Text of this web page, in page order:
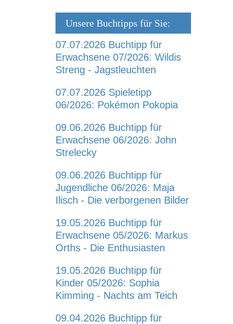
Unsere Buchtipps für Sie:
07.07.2026Buchtipp für
Erwachsene 07/2026: Wildis
Streng - Jagstleuchten
07.07.2026Spieletipp
06/2026: Pokémon Pokopia
09.06.2026Buchtipp für
Erwachsene 06/2026: John
Strelecky
09.06.2026Buchtipp für
Jugendliche 06/2026: Maja
Ilisch - Die verborgenen Bilder
19.05.2026Buchtipp für
Erwachsene 05/2026: Markus
Orths - Die Enthusiasten
19.05.2026Buchtipp für
Kinder 05/2026: Sophia
Kimming - Nachts am Teich
09.04.2026Buchtipp für